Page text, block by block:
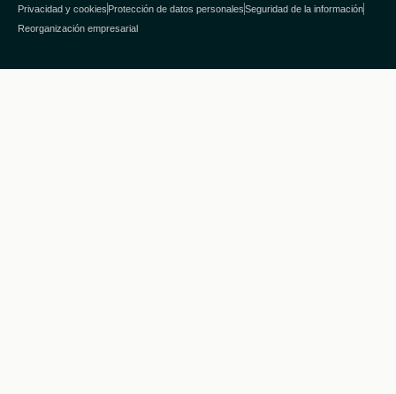
Privacidad y cookies Protección de datos personalesSeguridad de la información
Reorganización empresarial